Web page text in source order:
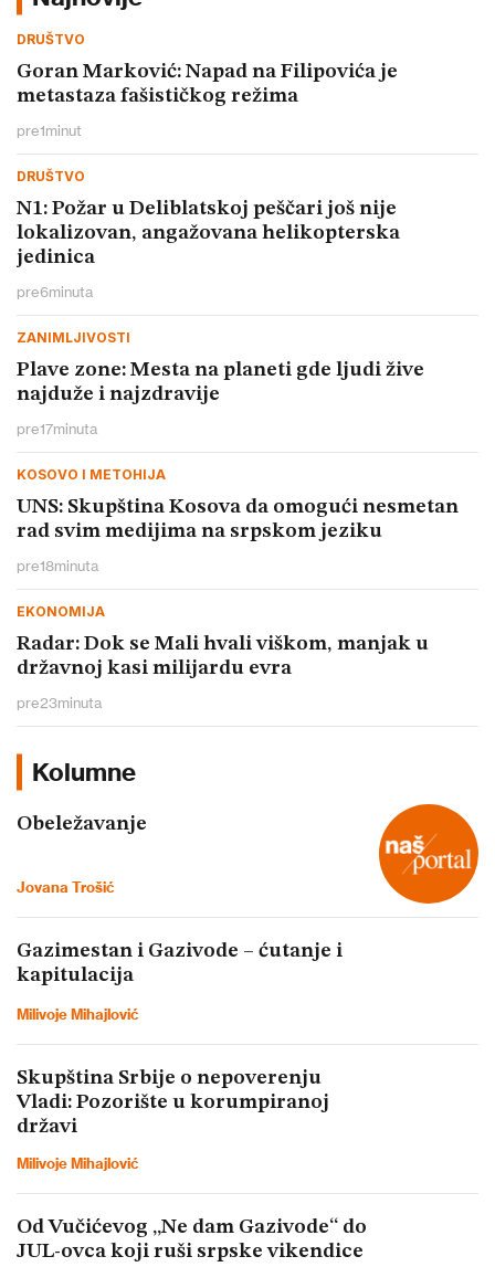
DRUŠTVO
Goran Marković: Napad na Filipovića je
metastaza fašističkog režima
pre1minut
DRUŠTVO
N1: Požar u Deliblatskoj peščari još nije
lokalizovan, angažovana helikopterska
jedinica
pre6minuta
ZANIMLJIVOSTI
Plave zone: Mesta na planeti gde ljudi žive
najduže i najzdravije
pre17minuta
KOSOVO I METOHIJA
UNS: Skupština Kosova da omogući nesmetan
rad svim medijima na srpskom jeziku
pre18minuta
EKONOMIJA
Radar: Dok se Mali hvali viškom, manjak u
državnoj kasi milijardu evra
pre23minuta
Kolumne
Obeležavanje
Jovana Trošić
Gazimestan i Gazivode – ćutanje i
kapitulacija
Milivoje Mihajlović
Skupština Srbije o nepoverenju
Vladi: Pozorište u korumpiranoj
državi
Milivoje Mihajlović
Od Vučićevog „Ne dam Gazivode“ do
JUL-ovca koji ruši srpske vikendice